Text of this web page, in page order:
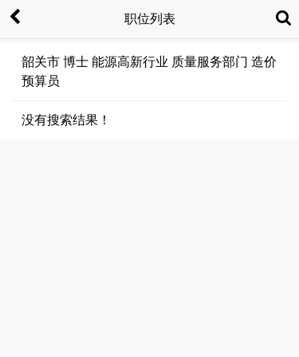
职位列表
韶关市 博士 能源高新行业 质量服务部门 造价
预算员
没有搜索结果！